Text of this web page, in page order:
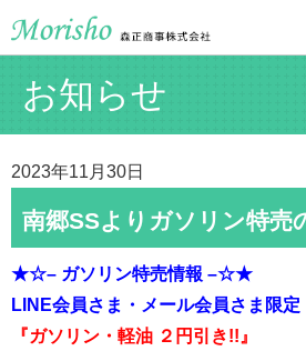
お知らせ
2023年11月30日
南郷SSよりガソリン特売
★☆– ガソリン特売情報 –☆★
LINE会員さま・メール会員さま限定
『ガソリン・軽油 ２円引き!!』